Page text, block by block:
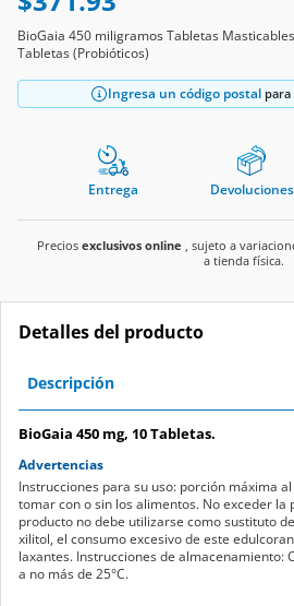
BioGaia 450 miligramos Tabletas
Tabletas (Probióticos)
Ingresa un código postal
Entrega Devoluciones
Precios exclusivos online , sujeto a
a tienda física.
Detalles del producto
Descripción
BioGaia 450 mg, 10 Tabletas.
Advertencias
Instrucciones para su uso: porción máxima
tomar con o sin los alimentos. No exceder la
producto no debe utilizarse como sustituto
xilitol, el consumo excesivo de este
laxantes. Instrucciones de almacenamiento:
a no más de 25°C.